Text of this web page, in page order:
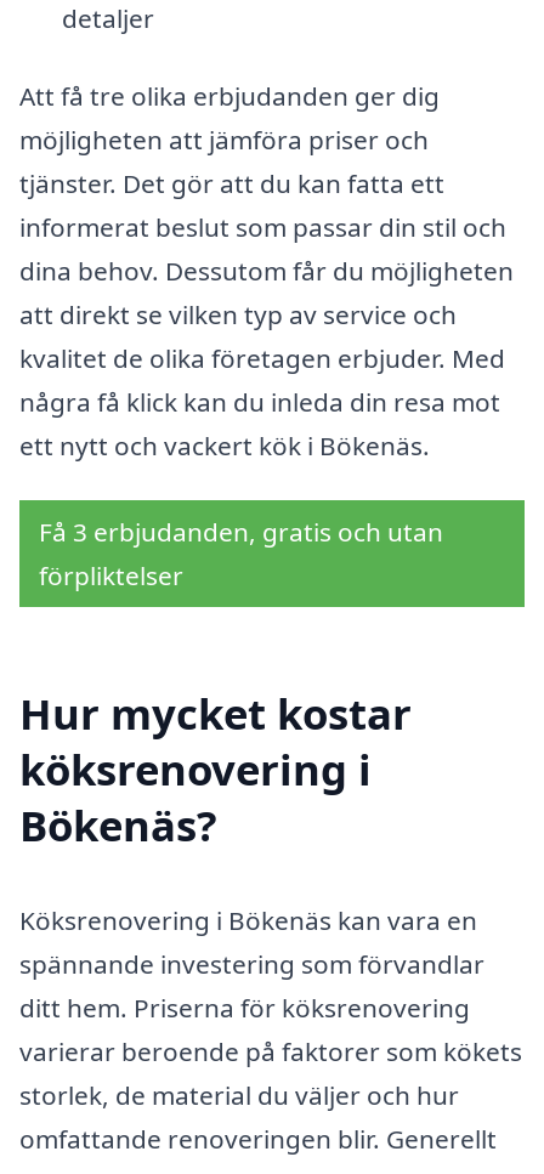
detaljer
Att få tre olika erbjudanden ger dig
möjligheten att jämföra priser och
tjänster. Det gör att du kan fatta ett
informerat beslut som passar din stil och
dina behov. Dessutom får du möjligheten
att direkt se vilken typ av service och
kvalitet de olika företagen erbjuder. Med
några få klick kan du inleda din resa mot
ett nytt och vackert kök i Bökenäs.
Få 3 erbjudanden, gratis och utan
förpliktelser
Hur mycket kostar
köksrenovering i
Bökenäs?
Köksrenovering i Bökenäs kan vara en
spännande investering som förvandlar
ditt hem. Priserna för köksrenovering
varierar beroende på faktorer som kökets
storlek, de material du väljer och hur
omfattande renoveringen blir. Generellt